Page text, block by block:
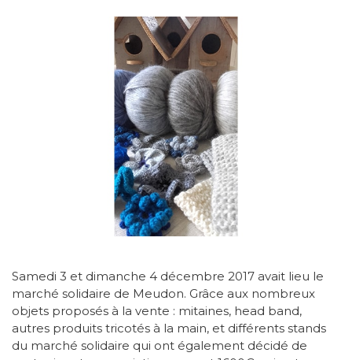
Samedi 3 et dimanche 4 décembre 2017 avait lieu le
marché solidaire de Meudon. Grâce aux nombreux
objets proposés à la vente : mitaines, head band,
autres produits tricotés à la main, et différents stands
du marché solidaire qui ont également décidé de